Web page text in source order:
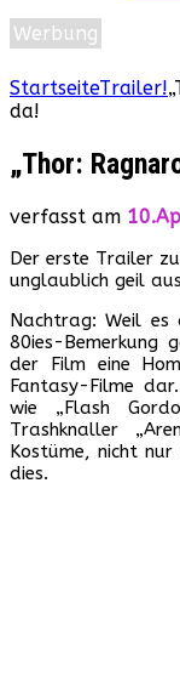
Werbung
StartseiteTrailer!
da!
„Thor:
verfasst am
Der erste Trailer
unglaublich geil
Nachtrag: Weil es
80ies-Bemerkung
der Film eine
Fantasy-Filme
wie „Flash
Trashknaller
Kostüme, nicht
dies.